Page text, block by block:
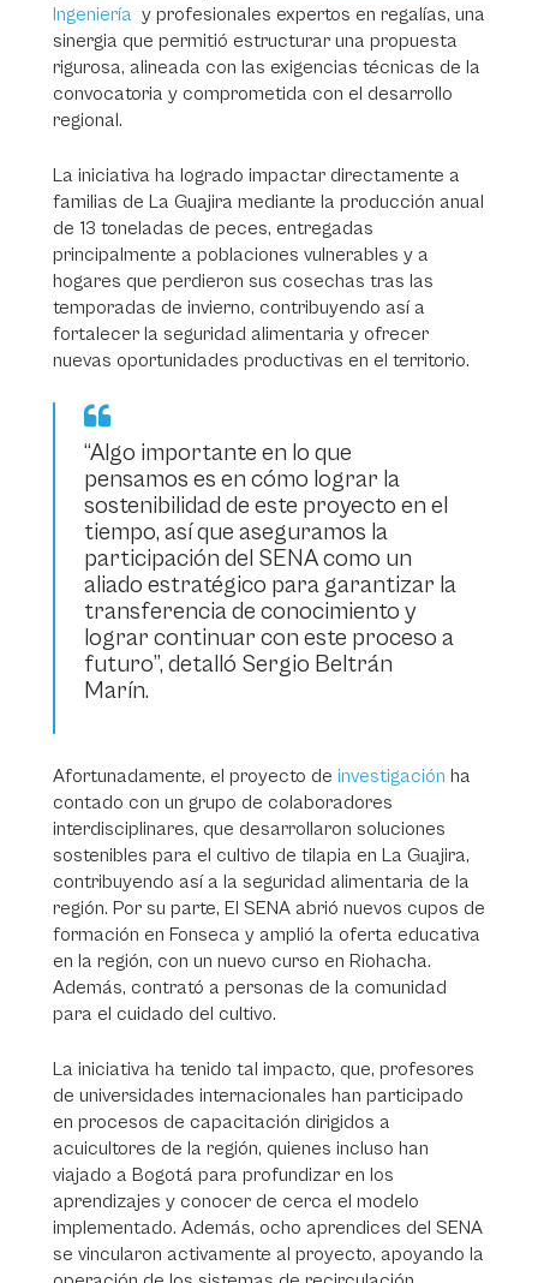
Ingeniería y profesionales expertos en regalías, una
sinergia que permitió estructurar una propuesta
rigurosa, alineada con las exigencias técnicas de la
convocatoria y comprometida con el desarrollo
regional.
La iniciativa ha logrado impactar directamente a
familias de La Guajira mediante la producción anual
de 13 toneladas de peces, entregadas
principalmente a poblaciones vulnerables y a
hogares que perdieron sus cosechas tras las
temporadas de invierno, contribuyendo así a
fortalecer la seguridad alimentaria y ofrecer
nuevas oportunidades productivas en el territorio.
“Algo importante en lo que
pensamos es en cómo lograr la
sostenibilidad de este proyecto en el
tiempo, así que aseguramos la
participación del SENA como un
aliado estratégico para garantizar la
transferencia de conocimiento y
lograr continuar con este proceso a
futuro”, detalló Sergio Beltrán
Marín.
Afortunadamente, el proyecto de investigación ha
contado con un grupo de colaboradores
interdisciplinares, que desarrollaron soluciones
sostenibles para el cultivo de tilapia en La Guajira,
contribuyendo así a la seguridad alimentaria de la
región. Por su parte, El SENA abrió nuevos cupos de
formación en Fonseca y amplió la oferta educativa
en la región, con un nuevo curso en Riohacha.
Además, contrató a personas de la comunidad
para el cuidado del cultivo.
La iniciativa ha tenido tal impacto, que, profesores
de universidades internacionales han participado
en procesos de capacitación dirigidos a
acuicultores de la región, quienes incluso han
viajado a Bogotá para profundizar en los
aprendizajes y conocer de cerca el modelo
implementado. Además, ocho aprendices del SENA
se vincularon activamente al proyecto, apoyando la